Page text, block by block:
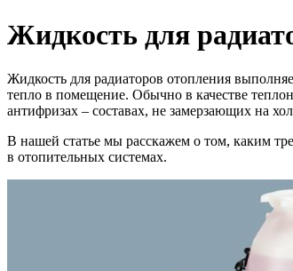
Жидкость для
Жидкость для радиаторов отопления
тепло в помещение. Обычно в качестве
антифризах – составах, не замерзающих на
В нашей статье мы расскажем о том, каким
в отопительных системах.